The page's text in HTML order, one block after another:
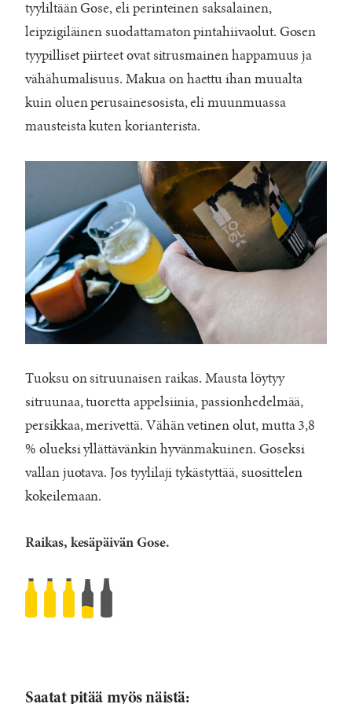
tyyliltään Gose, eli perinteinen saksalainen,
leipzigiläinen suodattamaton pintahiivaolut. Gosen
tyypilliset piirteet ovat sitrusmainen happamuus ja
vähähumalisuus. Makua on haettu ihan muualta
kuin oluen perusainesosista, eli muunmuassa
mausteista kuten korianterista.
Tuoksu on sitruunaisen raikas. Mausta löytyy
sitruunaa, tuoretta appelsiinia, passionhedelmää,
persikkaa, merivettä. Vähän vetinen olut, mutta 3,8
% olueksi yllättävänkin hyvänmakuinen. Goseksi
vallan juotava. Jos tyylilaji tykästyttää, suosittelen
kokeilemaan.
Raikas, kesäpäivän Gose.
To
Øl
Saatat pitää myös näistä: